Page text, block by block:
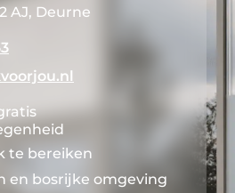
AJ, Deurne
te bereiken
en bosrijke omgeving